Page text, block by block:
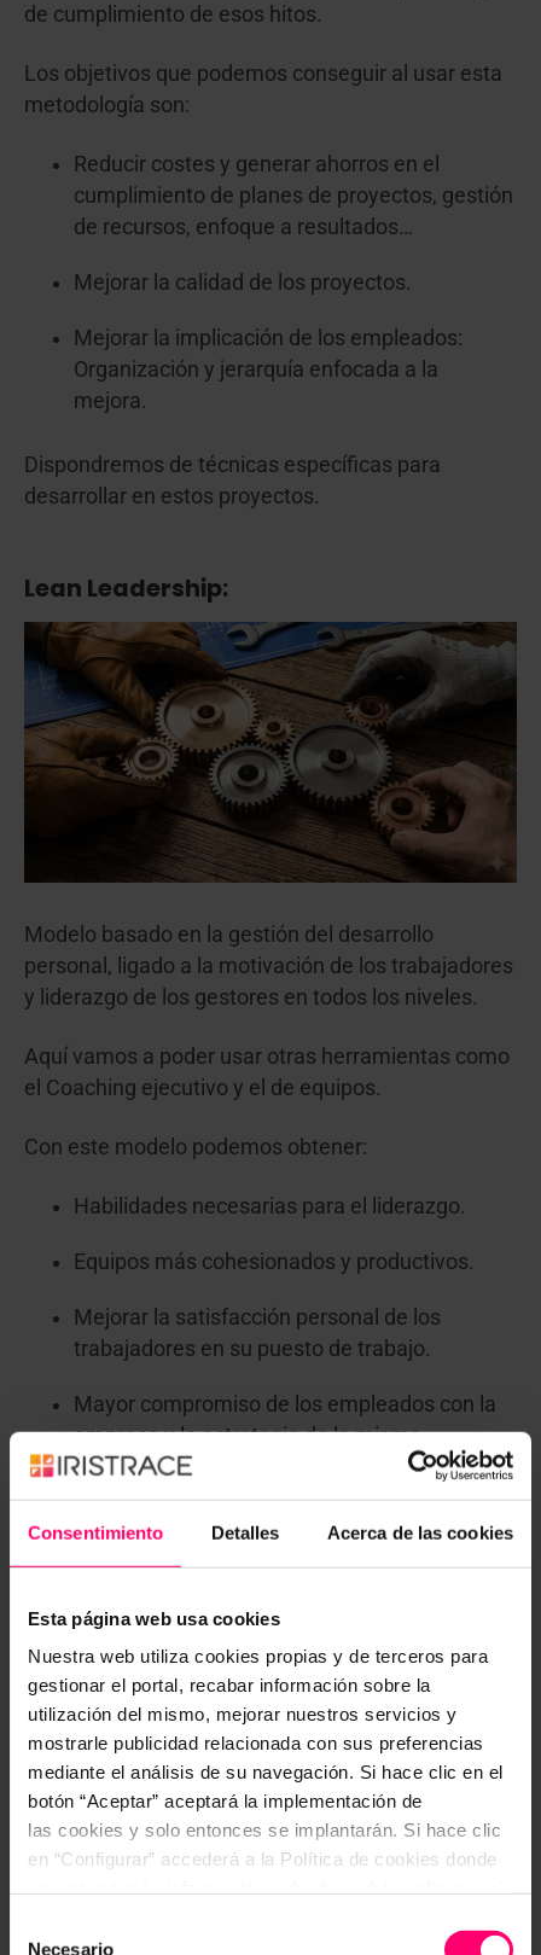
Consentimiento Detalles Acerca de las cookies
Esta página web usa cookies
Nuestra web utiliza cookies propias y de terceros para
gestionar el portal, recabar información sobre la
utilización del mismo, mejorar nuestros servicios y
mostrarle publicidad relacionada con sus preferencias
mediante el análisis de su navegación. Si hace clic en el
botón “Aceptar” aceptará la implementación de
las cookies y solo entonces se implantarán. Si hace clic
en “Configurar” accederá a la Política de cookies donde
activo hasta que ejecute alguna de estas dos opciones:
Necesario
de cumplimiento de esos hitos.
Los objetivos que podemos conseguir al usar esta
metodología son:
Reducir costes y generar ahorros en el
cumplimiento de planes de proyectos, gestión
de recursos, enfoque a resultados…
Mejorar la calidad de los proyectos.
Mejorar la implicación de los empleados:
Organización y jerarquía enfocada a la
mejora.
Dispondremos de técnicas específicas para
desarrollar en estos proyectos.
Lean Leadership:
Modelo basado en la gestión del desarrollo
personal, ligado a la motivación de los trabajadores
y liderazgo de los gestores en todos los niveles.
Aquí vamos a poder usar otras herramientas como
el Coaching ejecutivo y el de equipos.
Con este modelo podemos obtener:
Habilidades necesarias para el liderazgo.
Equipos más cohesionados y productivos.
Mejorar la satisfacción personal de los
trabajadores en su puesto de trabajo.
Mayor compromiso de los empleados con la
empresa y la estrategia de la misma.
IMPLANTACIÓN DE UN SISTEMA
LEAN
La implantación global del Sistema Lean es una
decisión estratégica tomada por la dirección de la
al implantar este sistema son:
Definir y cumplir la estrategia del negocio,
aumentando su competitividad, y mejorando
su balance económico.
Provocar el cambio cultural de todas las